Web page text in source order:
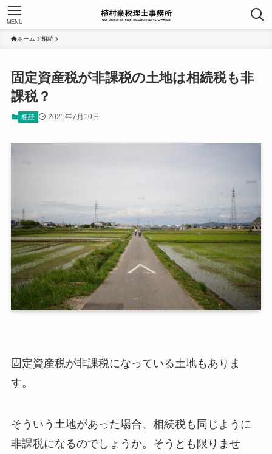
MENU
ホーム 相続
固定資産税が非課税の土地は相続税も非
課税？
相続 2021年7月10日
固定資産税が非課税になっている土地もありま
す。
そういう土地があった場合、相続税も同じように
非課税になるのでしょうか。そうとも限りませ